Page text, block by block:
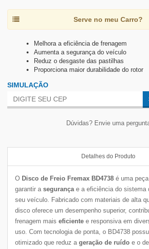
Serve no meu Carro?
Melhora a eficiência de frenagem
Aumenta a segurança do veículo
Reduz o desgaste das pastilhas
Proporciona maior durabilidade do rotor
SIMULAÇÃO
Dúvidas? Envie uma
Detalhes do Produto
O Disco de Freio Fremax BD4738 é uma
garantir a segurançae a eficiência do sistema
seu veículo. Fabricado com materiais de alta
disco oferece um desempenho superior,
frenagem mais eficiente e responsiva em
uso. Com tecnologia de ponta, o BD4738
otimizado que reduz a geração de ruído e o